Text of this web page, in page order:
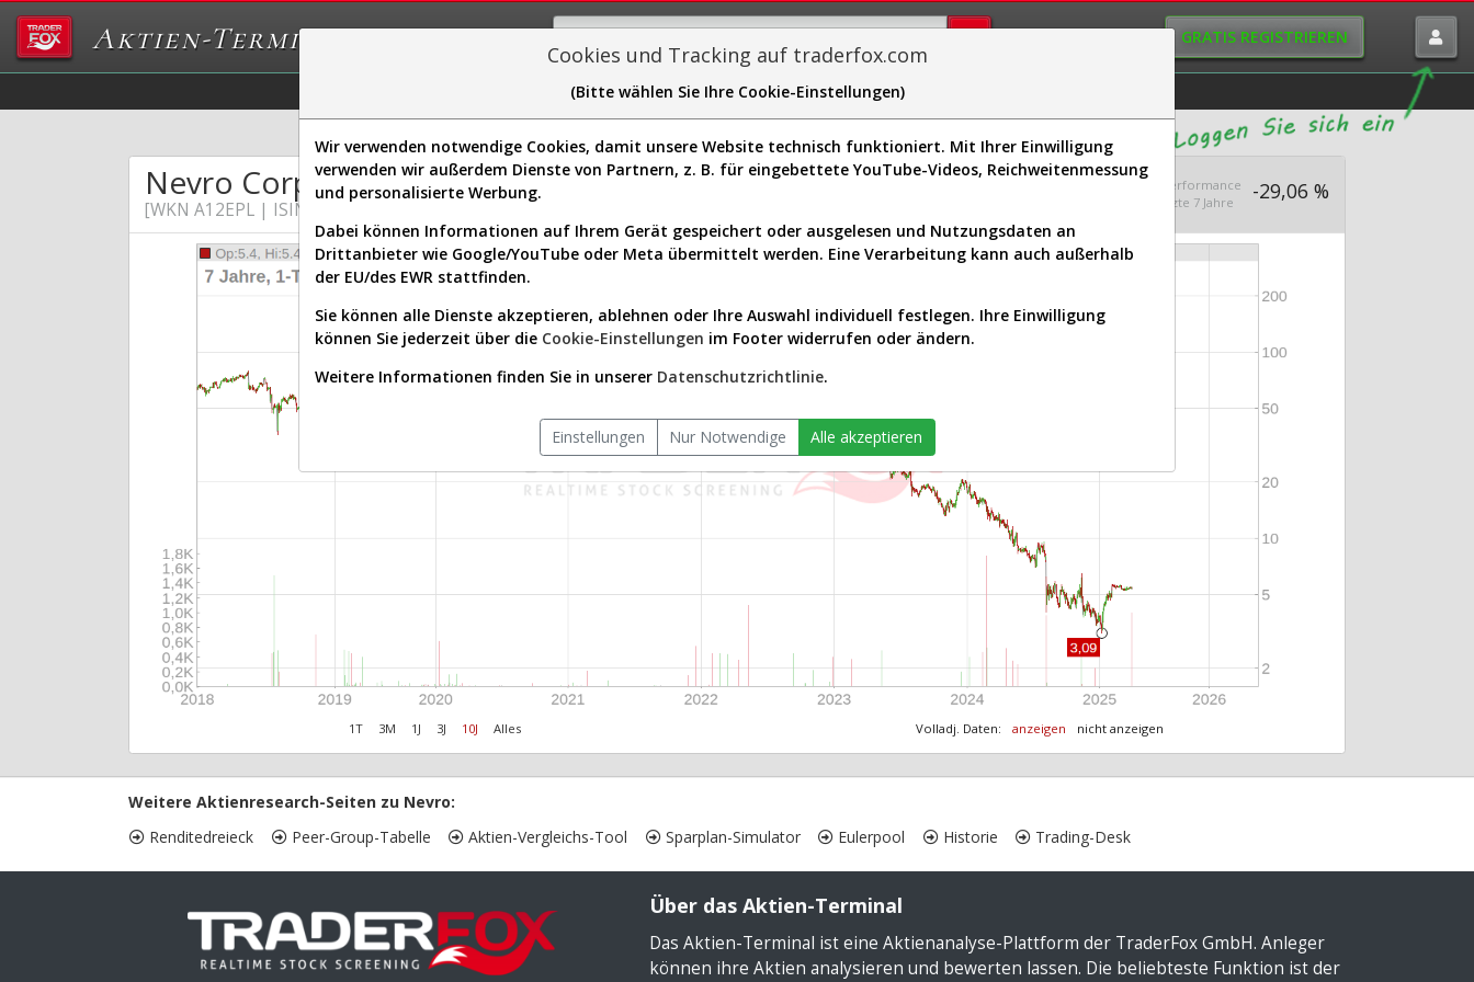
Aktien-Terminal GRATIS REGISTRIEREN
Sector-Spider Easy-Scan Visualizations
Nevro Corp.
[WKN A12EPL | ISIN US64157F1030]
Ø Performance
letzte 7 Jahre
-29,06 %
1T 3M 1J 3J 10J Alles Volladj. Daten: anzeigen nicht anzeigen
Weitere Aktienresearch-Seiten zu Nevro:
Renditedreieck
Peer-Group-Tabelle Aktien-Vergleichs-Tool Sparplan-Simulator Eulerpool Historie Trading-Desk
Über das Aktien-Terminal
Das Aktien-Terminal ist eine Aktienanalyse-Plattform der TraderFox GmbH. Anleger
können ihre Aktien analysieren und bewerten lassen. Die beliebteste Funktion ist der
Cookies und Tracking auf traderfox.com
(Bitte wählen Sie Ihre Cookie-Einstellungen)
Wir verwenden notwendige Cookies, damit unsere Website technisch funktioniert. Mit Ihrer Einwilligung
verwenden wir außerdem Dienste von Partnern, z. B. für eingebettete YouTube-Videos, Reichweitenmessung
und personalisierte Werbung.
Dabei können Informationen auf Ihrem Gerät gespeichert oder ausgelesen und Nutzungsdaten an
Drittanbieter wie Google/YouTube oder Meta übermittelt werden. Eine Verarbeitung kann auch außerhalb
der EU/des EWR stattfinden.
Sie können alle Dienste akzeptieren, ablehnen oder Ihre Auswahl individuell festlegen. Ihre Einwilligung
können Sie jederzeit über die Cookie-Einstellungen im Footer widerrufen oder ändern.
Weitere Informationen finden Sie in unserer Datenschutzrichtlinie.
Einstellungen Nur Notwendige Alle akzeptieren